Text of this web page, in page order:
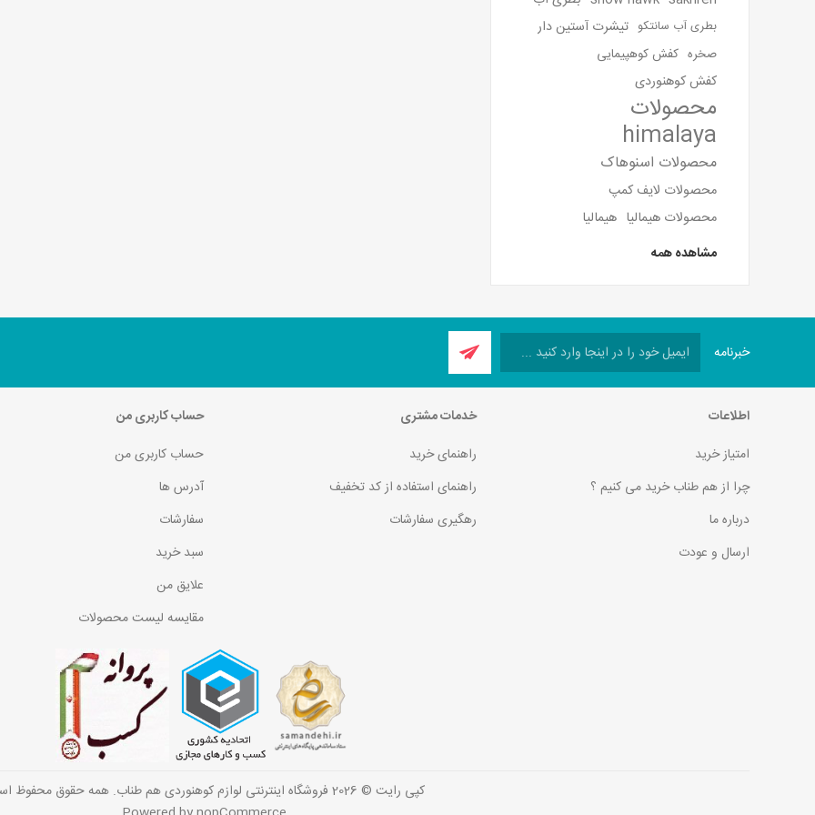
بطری آب سانتکو تیشرت آستین دار
صخره کفش کوهپیمایی
کفش کوهنوردی
محصولات
himalaya
محصولات اسنوهاک
محصولات لایف کمپ
محصولات هیمالیا هیمالیا
مشاهده همه
خبرنامه
اطلاعات
امتیاز خرید
چرا از هم طناب خرید می کنیم ؟
درباره ما
ارسال و عودت
خدمات مشتری
راهنمای خرید
راهنمای استفاده از کد تخفیف
رهگیری سفارشات
حساب کاربری من
حساب کاربری من
آدرس ها
سفارشات
سبد خرید
علایق من
مقایسه لیست محصولات
کپی رایت © 2026 فروشگاه اینترنتی لوازم کوهنوردی هم طناب. همه حقوق محفوظ است.